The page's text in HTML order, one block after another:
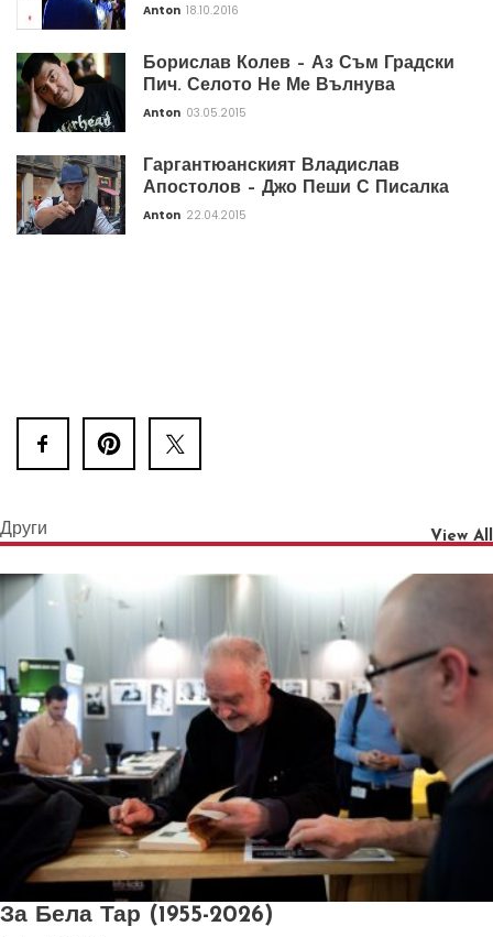
Anton 18.10.2016
Борислав Колев – Аз Съм Градски
Пич. Селото Не Ме Вълнува
Anton 03.05.2015
Гаргантюанският Владислав
Апостолов – Джо Пеши С Писалка
Anton 22.04.2015
Други View All
За Бела Тар (1955-2026)